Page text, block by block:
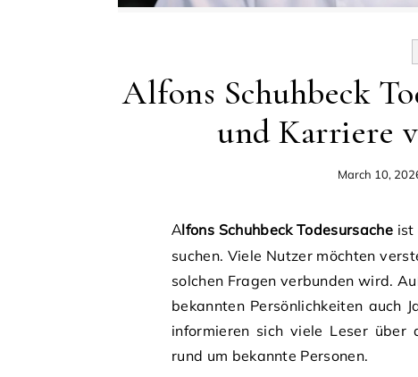
Alfons Schuhbeck
und Karriere
March 10,
Alfons Schuhbeck Todesursacheist
suchen. Viele Nutzer möchten
solchen Fragen verbunden wird.
bekannten Persönlichkeiten auch
informieren sich viele Leser über
rund um bekannte Personen.